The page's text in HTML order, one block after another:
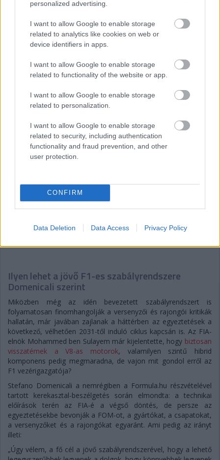
personalized advertising.
I want to allow Google to enable storage
related to analytics like cookies on web or
device identifiers in apps.
I want to allow Google to enable storage
related to functionality of the website or app.
I want to allow Google to enable storage
related to personalization.
I want to allow Google to enable storage
related to security, including authentication
functionality and fraud prevention, and other
user protection.
CONFIRM
Data Deletion Data Access Privacy Policy
méghozzá a Bahreini Nagydíjat. A furcsaságról sokat írtunk
információt: hogy mikor kezdődik a nagydíj.
Helyi, malajziai idő szerint délután 15:00 lesz majd a rajtidő, ami
az időeltolódás miatt azt jelenti, hogy nálunk, Magyarországon
Balogh Tamás
Ilyen lehet a jövő F1-es szabályrendszere
Domenicali szerint
Miközben még az idén bevezetett szabályrendszert is
folyamatosan finomhangolják a versenyzői és rajongói kritikák
hallatán, már javában zajlanak a háttérben az egyeztetések a
következő, vélhetően 2031-től induló ciklus kapcsán is. Az FIA-
elnök Mohammed ben Sulayem már kijelentette, hogy biztosan
visszatérnek a V8-as motorok, valamilyen szintű hibrid
komponens pedig megmaradna, de vajon mit gondol erről az
F1 vezérigazgatója?
Stefano Domenicali a nemrégiben a Formula.hu részvételével
tartott kerekasztal-beszélgetés során elmondta: a technikai
előírások terén az FIA-é a végső döntés, de persze az
egyeztetésekbe bevonják a FOM-ot, a gyártókat, a csapatokat,
a versenyzőket és a rajongókat egyaránt. Ami pedig az irányt
illeti:
„Úgy vélem, a fő cél a jövő szabályrendszerével, hogy a lehető